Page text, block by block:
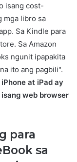
isang cost-
mga libro sa
Sa Kindle para
Sa Amazon
ngunit ipapakita
ito ang pagbili".
at iPad ay
web browser
para
sa